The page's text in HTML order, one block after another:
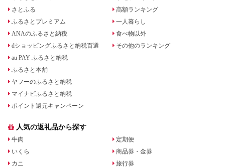
さとふる
ふるさとプレミアム
ANAのふるさと納税
dショッピングふるさと納税百選
au PAY ふるさと納税
ふるさと本舗
ヤフーのふるさと納税
マイナビふるさと納税
ポイント還元キャンペーン
高額ランキング
一人暮らし
食べ物以外
その他のランキング
人気の返礼品から探す
牛肉
いくら
カニ
定期便
商品券・金券
旅行券